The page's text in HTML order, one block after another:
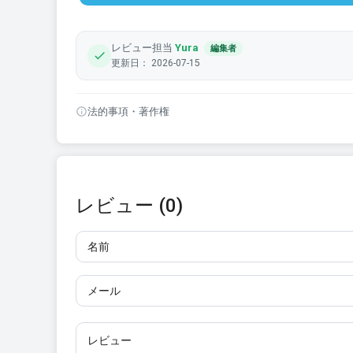
レビュー担当 Yura 編集者
更新日： 2026-07-15
法的事項・著作権
レビュー (0)
名前
メール
レビュー
10文字以上で入力してください。リンクは使用で